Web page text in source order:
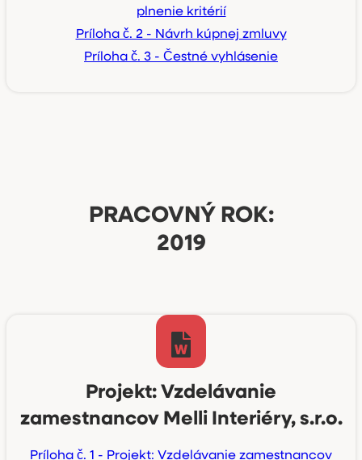
plnenie kritérií
Príloha č. 2 - Návrh kúpnej zmluvy
Príloha č. 3 - Čestné vyhlásenie
PRACOVNÝ ROK:
2019
Projekt: Vzdelávanie
zamestnancov Melli Interiéry, s.r.o.
Príloha č. 1 - Projekt: Vzdelávanie zamestnancov